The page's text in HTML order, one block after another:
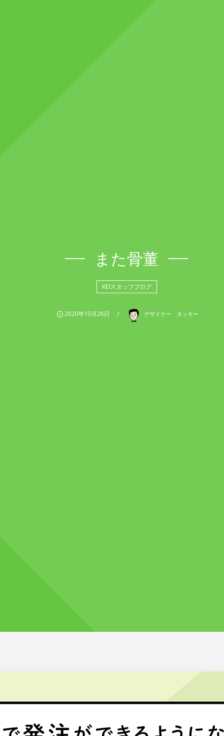
また骨董
KEIスタッフブログ
2020年10月26日 デザイナー タッキー